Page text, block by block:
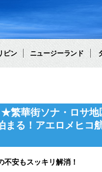
ピン ニュージーランド
★繁華街ソナ・ロサ
る！アエロメヒコ
安もスッキリ解消！